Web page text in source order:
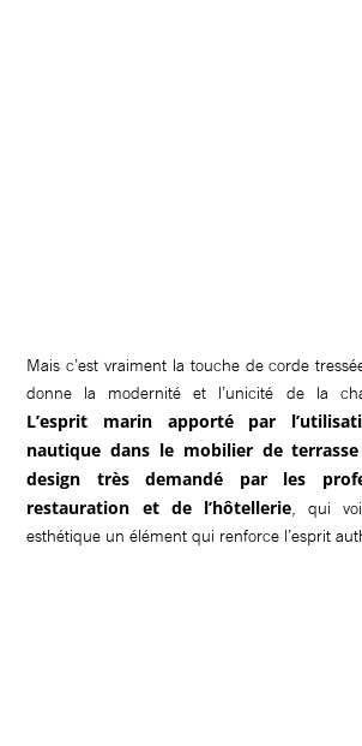
Mais c’est vraiment la touche de corde
donne la modernité et l’unicité de la
L’esprit marin apporté par
nautique dans le mobilier de
design très demandé par les
restauration et de l’hôtellerie, qui
esthétique un élément qui renforce l’esprit